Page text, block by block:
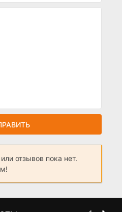
отзывов пока нет.